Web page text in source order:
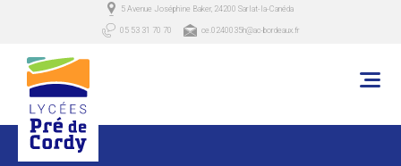
5 Avenue Joséphine Baker, 24200 Sarlat-la-Canéda
05 53 31 70 70 ce.0240035h@ac-bordeaux.fr